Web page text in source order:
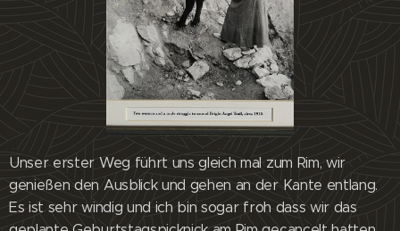
Unser erster Weg führt uns gleich mal zum Rim, wir
genießen den Ausblick und gehen an der Kante entlang.
Es ist sehr windig und ich bin sogar froh dass wir das